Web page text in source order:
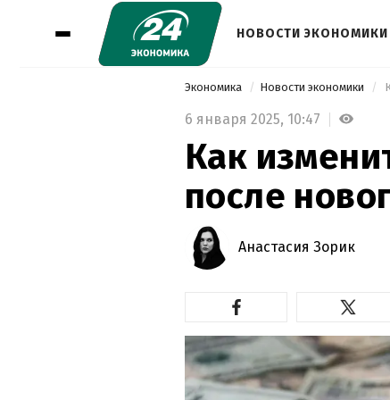
НОВОСТИ ЭКОНОМИКИ
Экономика Новости экономики
6 января 2025, 10:47
Как
после
Анастасия Зорик